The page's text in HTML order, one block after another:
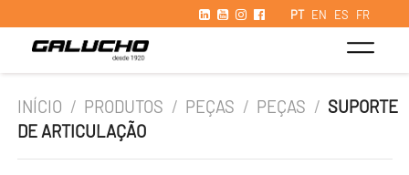
PT EN ES FR
INÍCIO / PRODUTOS / PEÇAS / PEÇAS / SUPORTE
DE ARTICULAÇÃO